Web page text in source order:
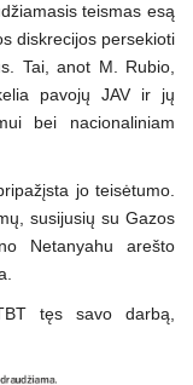
teismas esą
diskrecijos persekioti
Tai, anot M. Rubio,
pavojų JAV ir jų
bei nacionaliniam
jo teisėtumo.
susijusių su Gazos
Netanyahu arešto
tęs savo darbą,